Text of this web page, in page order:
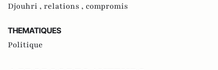
Djouhri , relations , compromis
THEMATIQUES
Politique